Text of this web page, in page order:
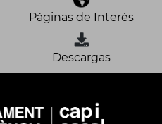
Páginas de Interés
Descargas